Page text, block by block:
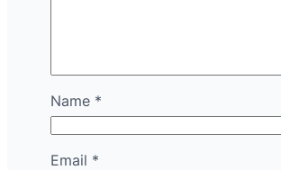
Name *
Email *